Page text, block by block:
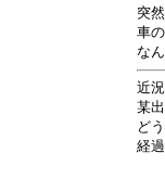
突
車
な
近
某
ど
経